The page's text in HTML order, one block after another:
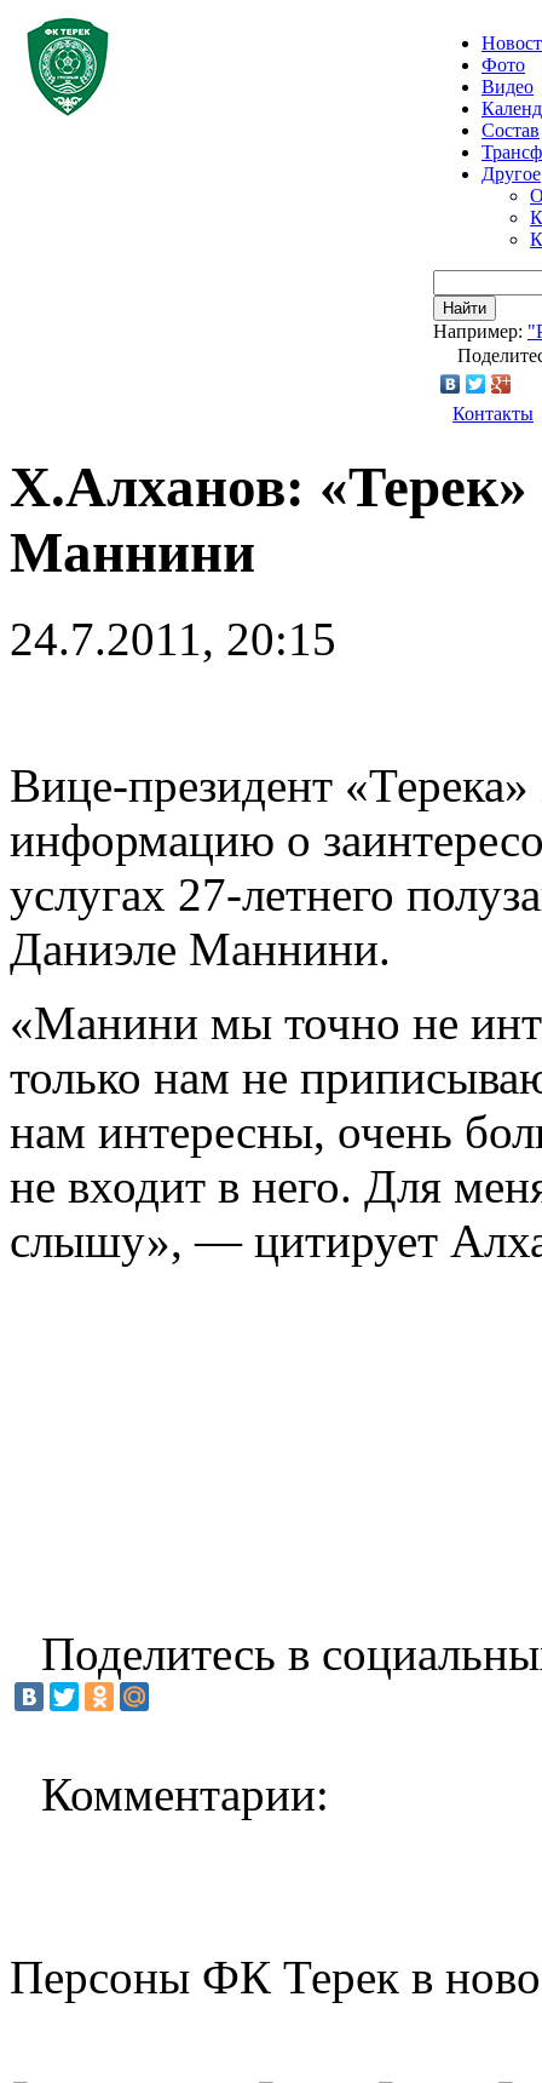
Фото
Видео
Состав
Другое
Найти
Например:
Контакты
Х.Алханов: «Терек»
Маннини
24.7.2011, 20:15
Вице-президент
информацию о
услугах 27-летнего
Даниэле Маннини.
«Манини мы точно не
только нам не
нам интересны, очень
не входит в него. Для
слышу», — цитирует
Поделитесь в
Комментарии:
Персоны ФК Терек в